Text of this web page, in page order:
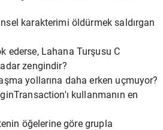
karakterimi öldürmek saldırgan
ederse, Lahana Turşusu C
zengindir?
yollarına daha erken uçmuyor?
kullanmanın en
öğelerine göre grupla